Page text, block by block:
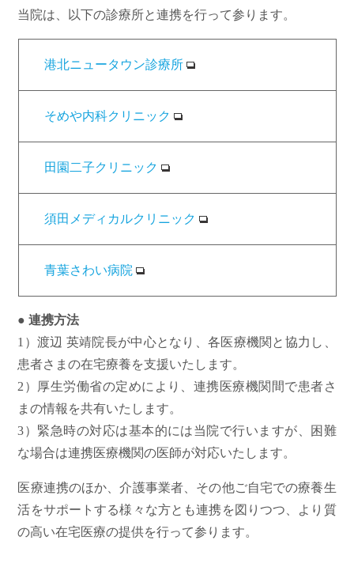
当院は、以下の診療所と連携を行って参ります。
港北ニュータウン診療所
そめや内科クリニック
田園二子クリニック
須田メディカルクリニック
青葉さわい病院
● 連携方法
1）渡辺 英靖院長が中心となり、各医療機関と協力し、
患者さまの在宅療養を支援いたします。
2）厚生労働省の定めにより、連携医療機関間で患者さ
まの情報を共有いたします。
3）緊急時の対応は基本的には当院で行いますが、困難
な場合は連携医療機関の医師が対応いたします。
医療連携のほか、介護事業者、その他ご自宅での療養生
活をサポートする様々な方とも連携を図りつつ、より質
の高い在宅医療の提供を行って参ります。